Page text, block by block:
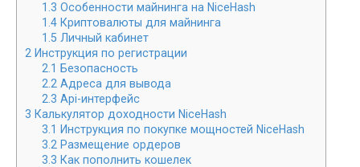
1.3 Особенности майнинга на NiceHash
1.4 Криптовалюты для майнинга
1.5 Личный кабинет
2 Инструкция по регистрации
2.1 Безопасность
2.2 Адреса для вывода
2.3 Api-интерфейс
3 Калькулятор доходности NiceHash
3.1 Инструкция по покупке мощностей NiceHash
3.2 Размещение ордеров
3.3 Как пополнить кошелек